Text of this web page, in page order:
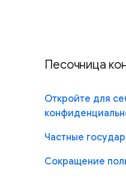
Песочница
Откройте для
Частные
Сокращение